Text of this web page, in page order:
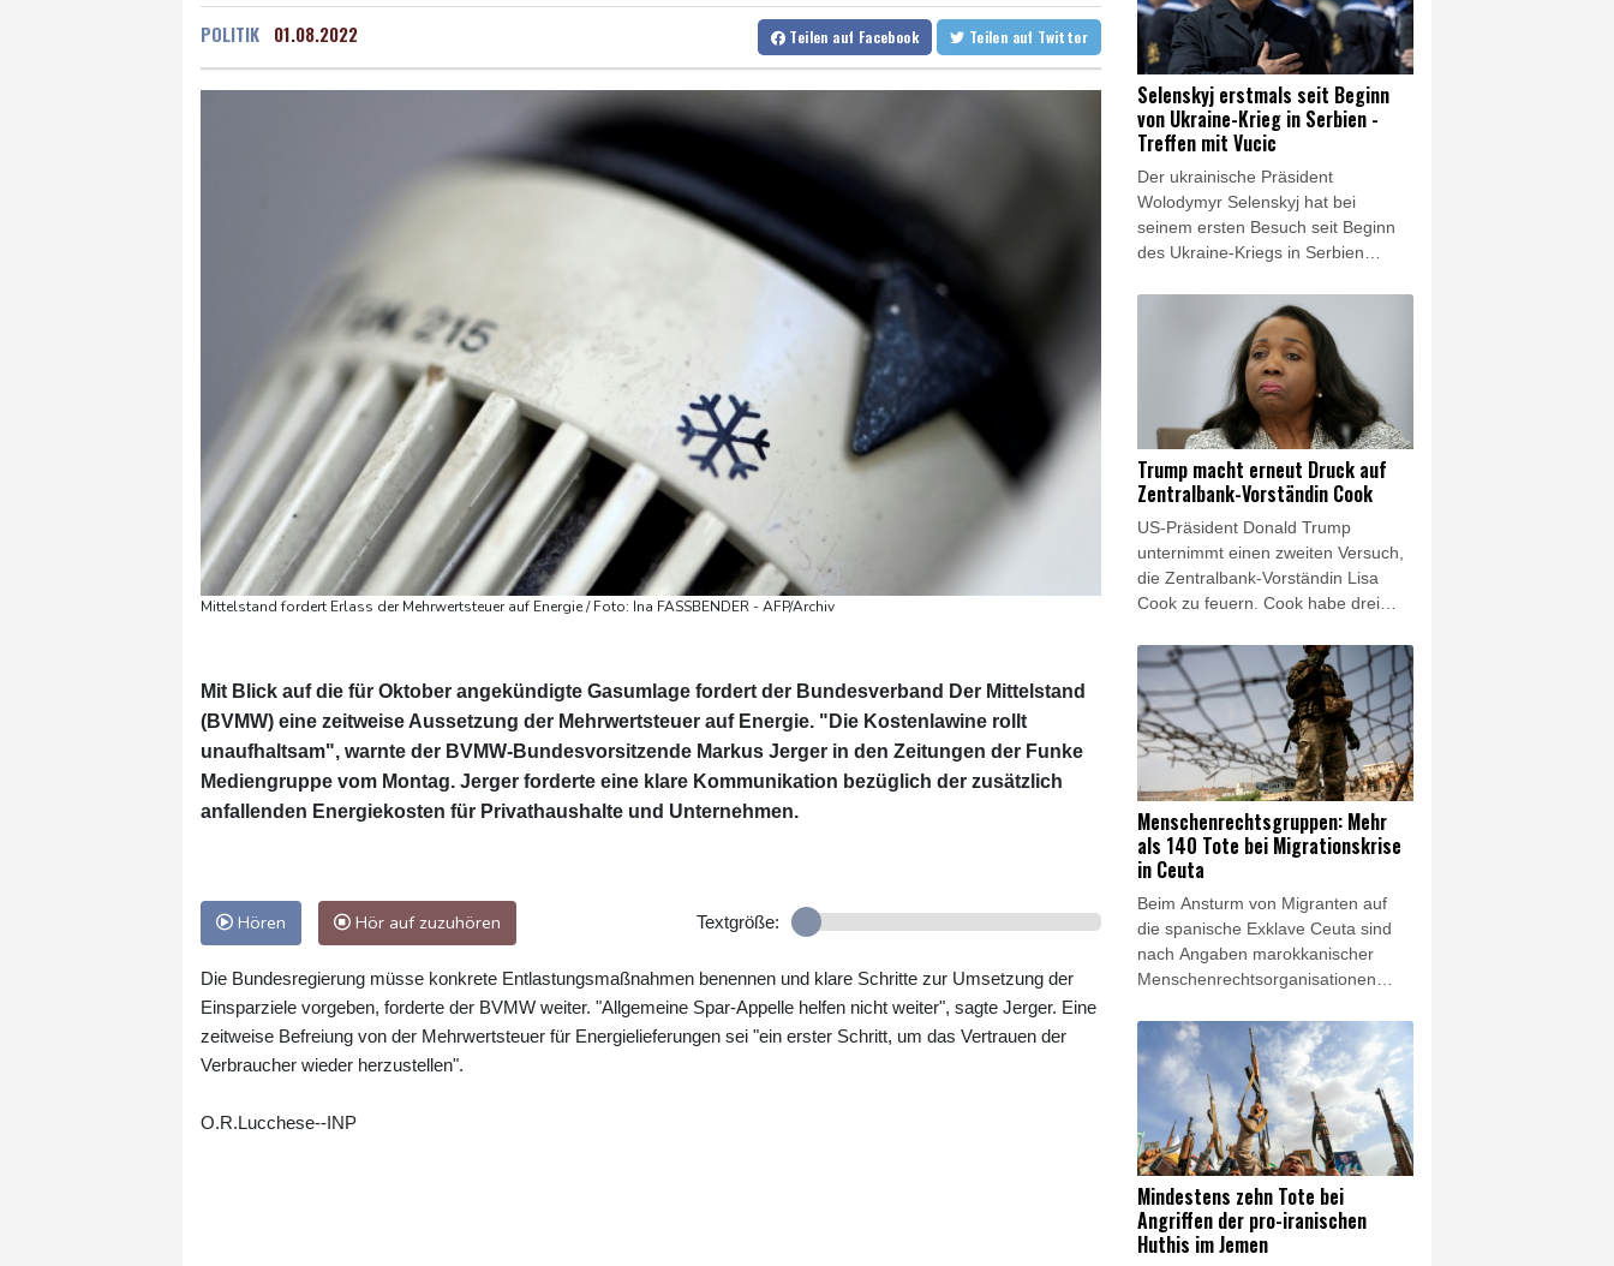
POLITIK 01.08.2022 Teilen auf Facebook Teilen auf Twitter
Mittelstand fordert Erlass der Mehrwertsteuer auf Energie / Foto: Ina FASSBENDER - AFP/Archiv
Mit Blick auf die für Oktober angekündigte Gasumlage fordert der Bundesverband Der Mittelstand
(BVMW) eine zeitweise Aussetzung der Mehrwertsteuer auf Energie. "Die Kostenlawine rollt
unaufhaltsam", warnte der BVMW-Bundesvorsitzende Markus Jerger in den Zeitungen der Funke
Mediengruppe vom Montag. Jerger forderte eine klare Kommunikation bezüglich der zusätzlich
anfallenden Energiekosten für Privathaushalte und Unternehmen.
Hören Hör auf zuzuhören Textgröße:
Die Bundesregierung müsse konkrete Entlastungsmaßnahmen benennen und klare Schritte zur Umsetzung der
Einsparziele vorgeben, forderte der BVMW weiter. "Allgemeine Spar-Appelle helfen nicht weiter", sagte Jerger. Eine
zeitweise Befreiung von der Mehrwertsteuer für Energielieferungen sei "ein erster Schritt, um das Vertrauen der
Verbraucher wieder herzustellen".
O.R.Lucchese--INP
Selenskyj erstmals seit Beginn
von Ukraine-Krieg in Serbien -
Treffen mit Vucic
Der ukrainische Präsident
Wolodymyr Selenskyj hat bei
seinem ersten Besuch seit Beginn
des Ukraine-Kriegs in Serbien
Vucic getroffen. Nach seiner Ankunft
in Belgrad am Freitagabend traf
Selenskyj den serbischen
Staatschef zu einem Abendessen.
Vucic erklärte anschließend, er sei
überzeugt, der Besuch werde zur
Entwicklung der Beziehungen und
zur stärkeren Zusammenarbeit
beider Länder beitragen. Serbien ist
traditionell eng mit Russland
verbunden.
Trump macht erneut Druck auf
Zentralbank-Vorständin Cook
US-Präsident Donald Trump
unternimmt einen zweiten Versuch,
die Zentralbank-Vorständin Lisa
Cook zu feuern. Cook habe drei
wegen angeblicher Falschangaben
bei Immobilienkrediten zu
reagieren, heißt es in einem Brief
des Weißen Hauses, der AFP am
Freitag vorlag. Trump hatte bereits
im vergangenen Jahr versucht,
Cook zu feuern, war aber vom
obersten US-Gericht gestoppt
worden.
Menschenrechtsgruppen: Mehr
als 140 Tote bei Migrationskrise
in Ceuta
Beim Ansturm von Migranten auf
die spanische Exklave Ceuta sind
nach Angaben marokkanischer
Menschenrechtsorganisationen
gekommen. Die
Menschenrechtsgruppe AMDH und
eine Vereinigung in Europa
ansässiger marokkanischer
Organisationen sprachen am
Freitag von mindestens 141 Toten.
Mindestens zehn Tote bei
Angriffen der pro-iranischen
Huthis im Jemen